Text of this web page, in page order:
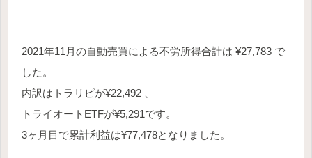
2021年11月の自動売買による不労所得合計は ¥27,783 で
した。
内訳はトラリピが¥22,492 、
トライオートETFが¥5,291です。
3ヶ月目で累計利益は¥77,478となりました。